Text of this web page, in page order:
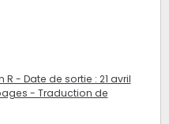
- Date de sortie : 21 avril
- Traduction de